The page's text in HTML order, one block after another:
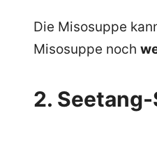
Die Misosuppe
Misosuppe noch
2.